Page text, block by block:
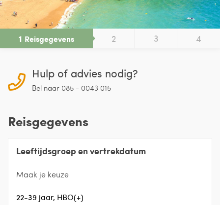
1 Reisgegevens 2 3 4
Hulp of advies nodig?
Bel naar 085 - 0043 015
Reisgegevens
Leeftijdsgroep en vertrekdatum
Maak je keuze
22-39 jaar, HBO(+)